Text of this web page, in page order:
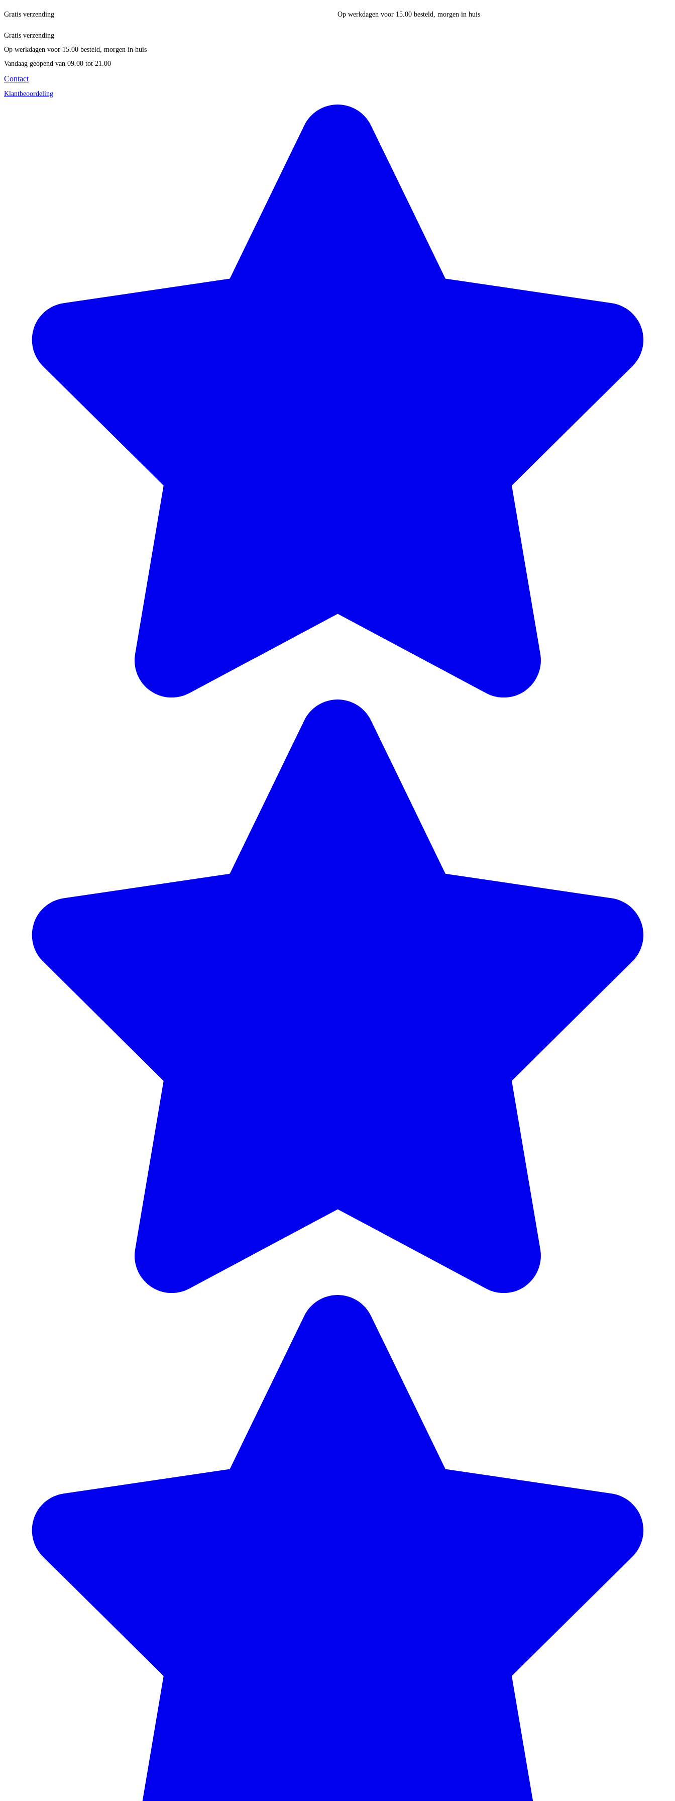
Gratis verzending Op werkdagen voor 15.00 besteld, morgen in huis
Gratis verzending
Op werkdagen voor 15.00 besteld, morgen in huis
Vandaag geopend van 09.00 tot 21.00
Contact
Klantbeoordeling